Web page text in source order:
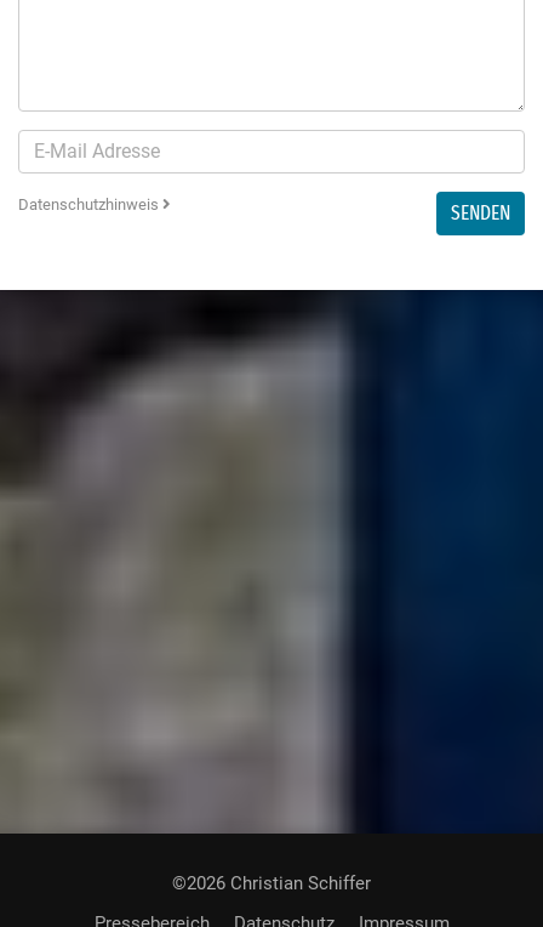
Datenschutzhinweis SENDEN
©2026 Christian Schiffer